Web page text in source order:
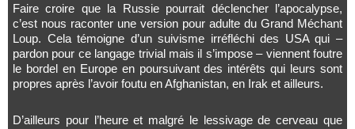
Faire croire que la Russie pourrait déclencher l’apocalypse,
c’est nous raconter une version pour adulte du Grand Méchant
Loup. Cela témoigne d’un suivisme irréfléchi des USA qui –
pardon pour ce langage trivial mais il s’impose – viennent foutre
le bordel en Europe en poursuivant des intérêts qui leurs sont
propres après l’avoir foutu en Afghanistan, en Irak et ailleurs.
D’ailleurs pour l’heure et malgré le lessivage de cerveau que